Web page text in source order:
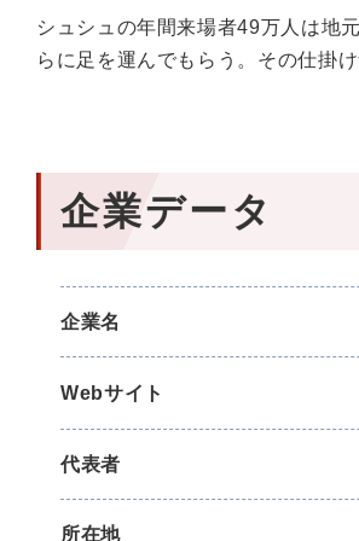
シュシュの年間来場者49万人は地
らに足を運んでもらう。その仕掛
企業データ
企業名
Webサイト
代表者
所在地